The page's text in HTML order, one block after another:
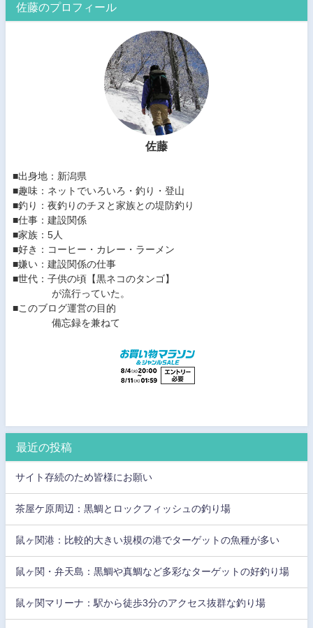
佐藤のプロフィール
佐藤
■出身地：新潟県
■趣味：ネットでいろいろ・釣り・登山
■釣り：夜釣りのチヌと家族との堤防釣り
■仕事：建設関係
■家族：5人
■好き：コーヒー・カレー・ラーメン
■嫌い：建設関係の仕事
■世代：子供の頃【黒ネコのタンゴ】
が流行っていた。
■このブログ運営の目的
備忘録を兼ねて
最近の投稿
サイト存続のため皆様にお願い
茶屋ケ原周辺：黒鯛とロックフィッシュの釣り場
鼠ヶ関港：比較的大きい規模の港でターゲットの魚種が多い
鼠ヶ関・弁天島：黒鯛や真鯛など多彩なターゲットの好釣り場
鼠ヶ関マリーナ：駅から徒歩3分のアクセス抜群な釣り場